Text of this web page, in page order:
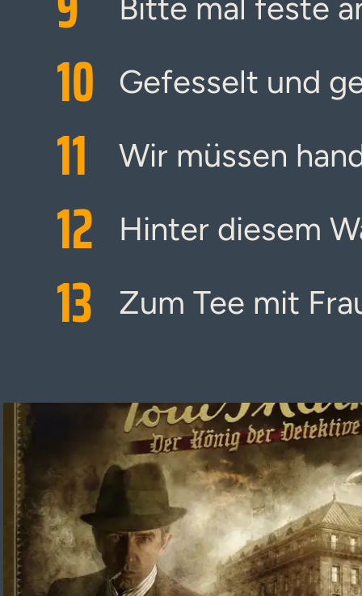
Bitte mal feste
10 Gefesselt und
11 Wir müssen
12 Hinter diesem
13 Zum Tee mit